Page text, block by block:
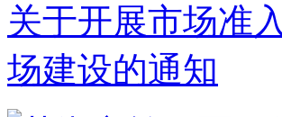
关于开展市场准
场建设的通知